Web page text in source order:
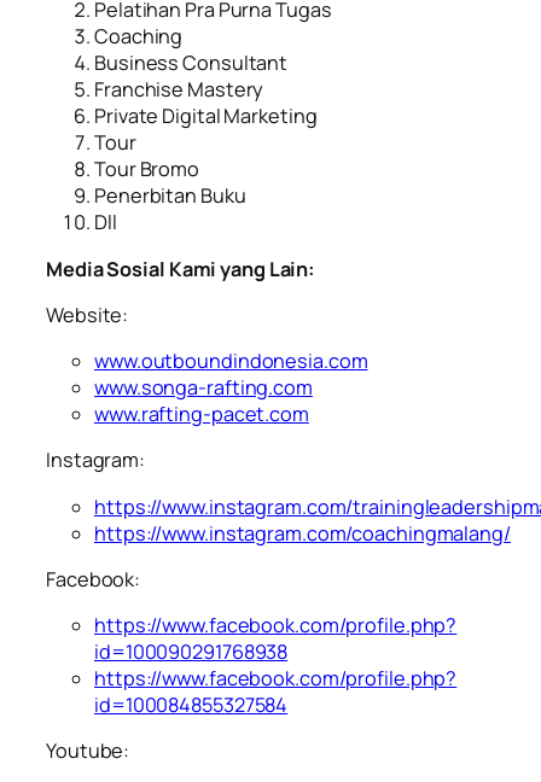
Pelatihan Pra Purna Tugas
Coaching
Business Consultant
Franchise Mastery
Private Digital Marketing
Tour
Tour Bromo
Penerbitan Buku
Dll
Media Sosial Kami yang Lain:
Website:
www.outboundindonesia.com
www.songa-rafting.com
www.rafting-pacet.com
Instagram:
https://www.instagram.com/
https://www.instagram.com/coachingmalang/
Facebook:
https://www.facebook.com/profile.php?
id=100090291768938
https://www.facebook.com/profile.php?
id=100084855327584
Youtube: